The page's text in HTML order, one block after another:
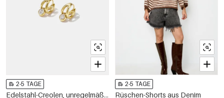
2-5 TAGE
Edelstahl-Creolen, unregelmäßige Form, schlichte Alltags-Serie, Damenschmuck
2-5 TAGE
Rüschen-Shorts aus Denim